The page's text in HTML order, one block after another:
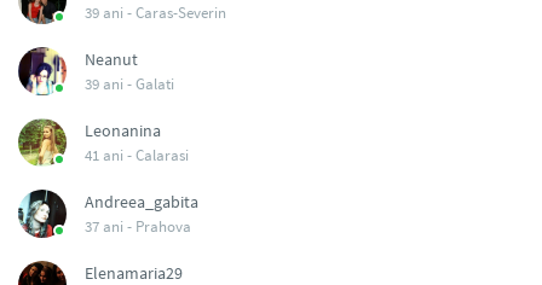
39 ani -Caras-Severin
Neanut
39 ani -Galati
Leonanina
41 ani -Calarasi
Andreea_gabita
37 ani - Prahova
Elenamaria29